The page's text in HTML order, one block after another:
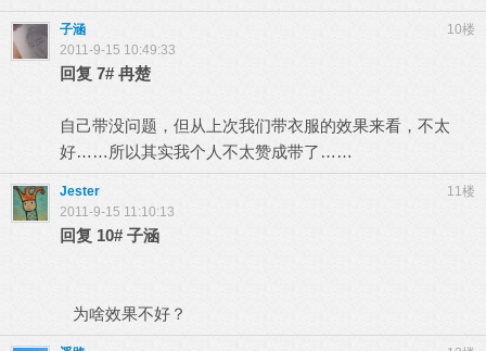
10楼
子涵
2011-9-15 10:49:33
回复 7# 冉楚
自己带没问题，但从上次我们带衣服的效果来看，不太
好……所以其实我个人不太赞成带了……
11楼
Jester
2011-9-15 11:10:13
回复 10# 子涵
为啥效果不好？